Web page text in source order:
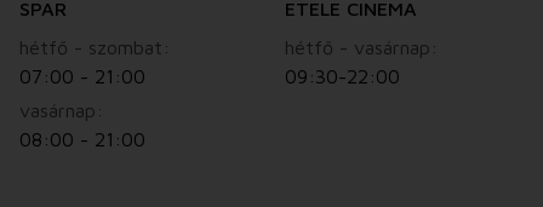
SPAR
hétfő - szombat:
07:00 - 21:00
vasárnap:
08:00 - 21:00
ETELE CINEMA
hétfő - vasárnap:
09:30-22:00